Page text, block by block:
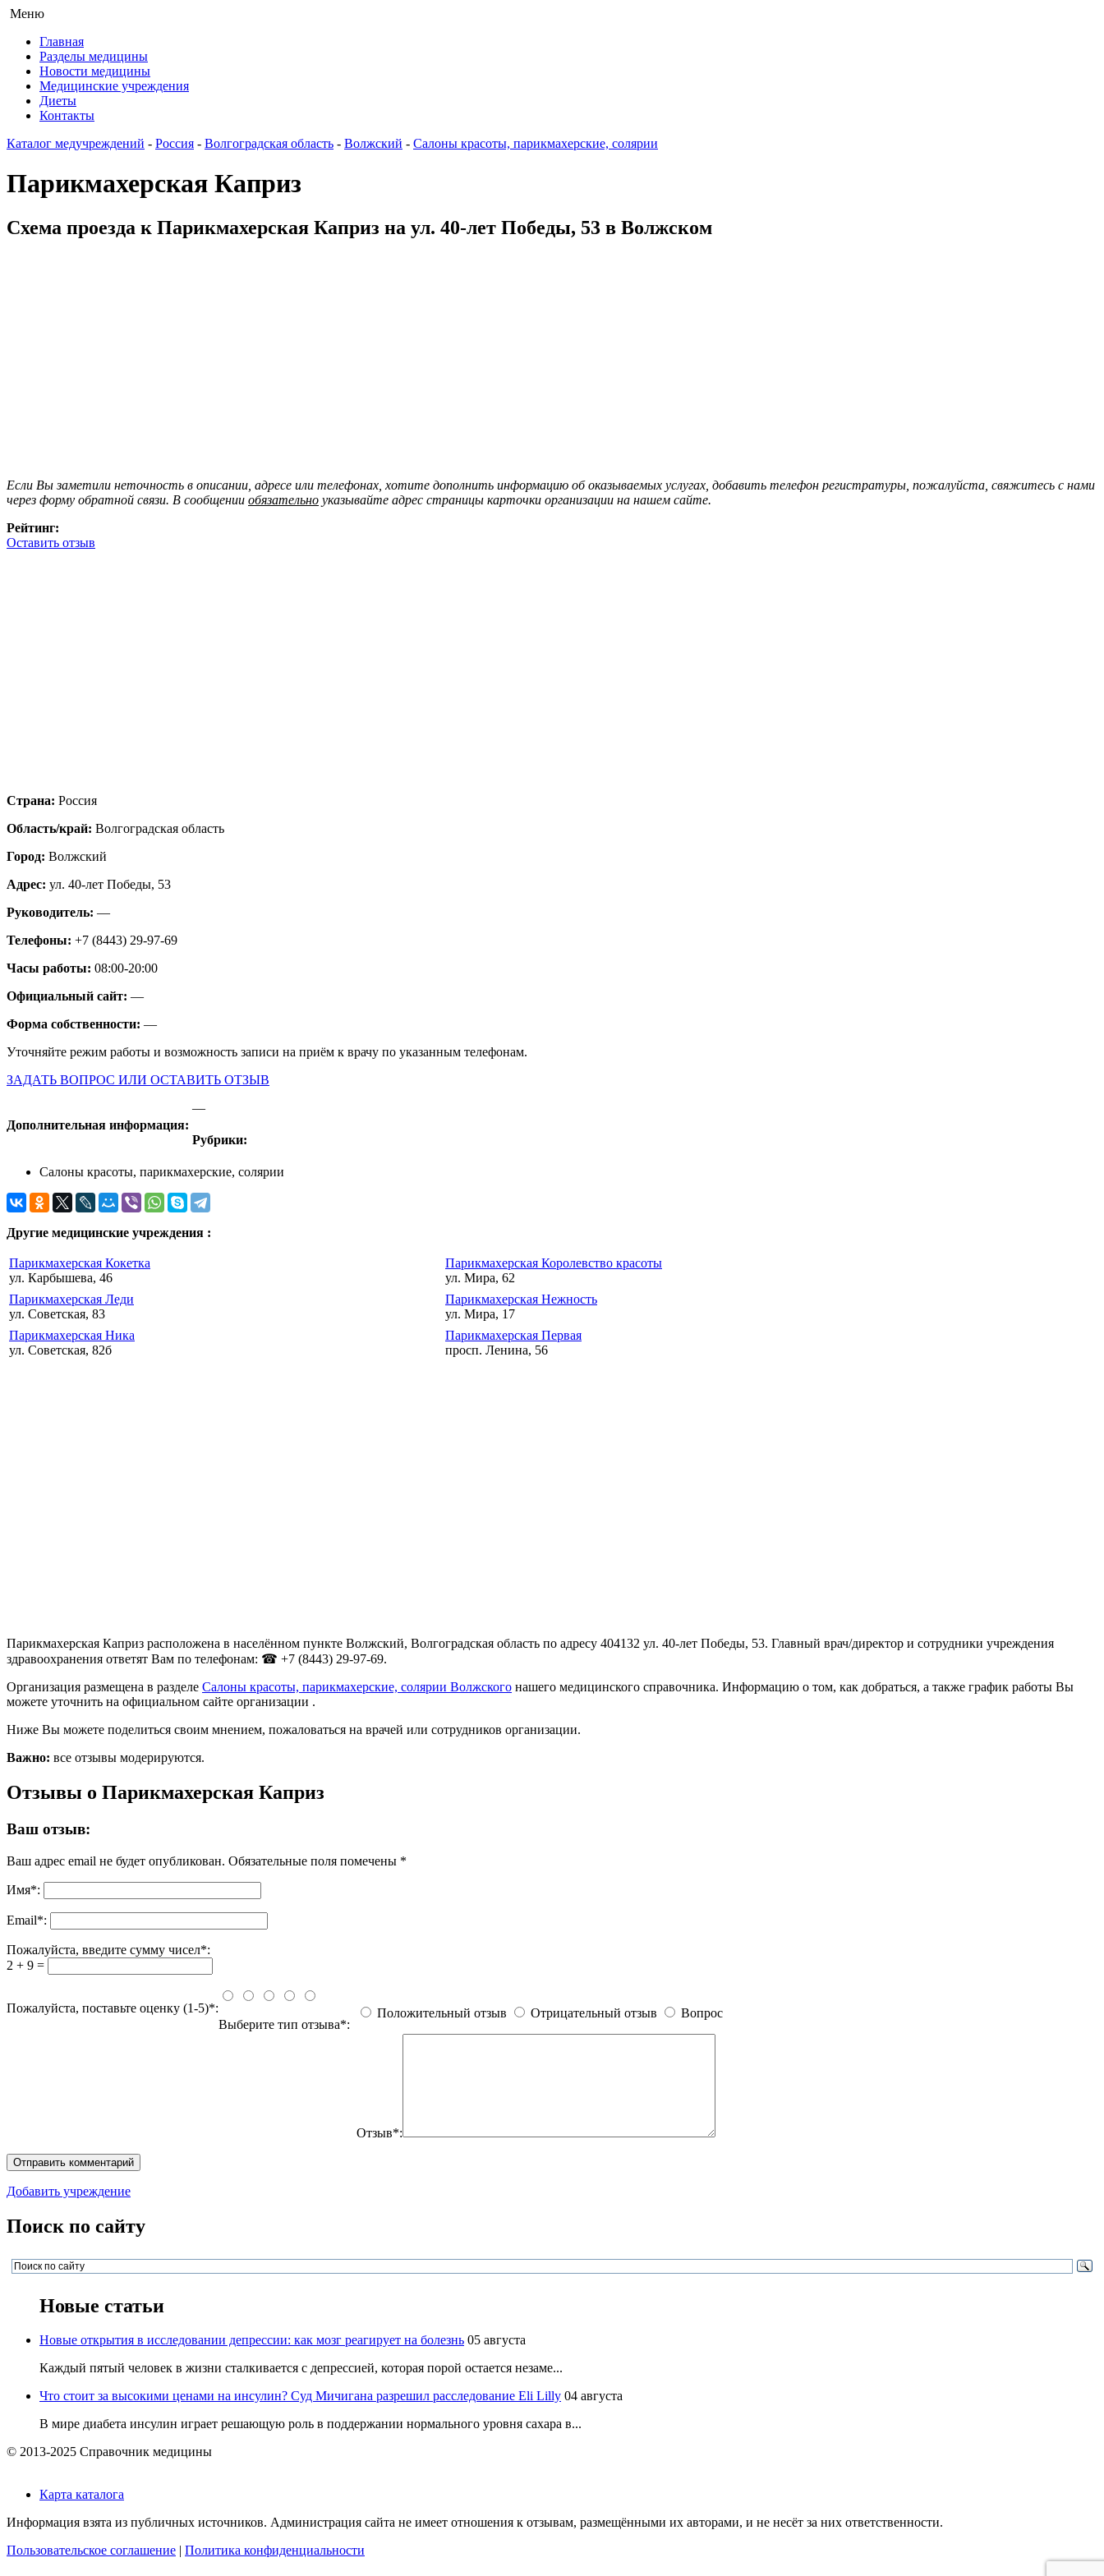
Меню
Главная
Разделы медицины
Новости медицины
Медицинские учреждения
Диеты
Контакты
Каталог медучреждений - Россия - Волгоградская область - Волжский - Салоны красоты, парикмахерские, солярии
Парикмахерская Каприз
Схема проезда к Парикмахерская Каприз на ул. 40-лет Победы, 53 в Волжском
Если Вы заметили неточность в описании, адресе или телефонах, хотите дополнить информацию об оказываемых услугах, добавить телефон регистратуры, пожалуйста, свяжитесь с нами
через форму обратной связи. В сообщении обязательно указывайте адрес страницы карточки организации на нашем сайте.
Рейтинг:
Оставить отзыв
Страна: Россия
Область/край: Волгоградская область
Город: Волжский
Адрес: ул. 40-лет Победы, 53
Руководитель: —
Телефоны: +7 (8443) 29-97-69
Часы работы: 08:00-20:00
Официальный сайт: —
Форма собственности: —
Уточняйте режим работы и возможность записи на приём к врачу по указанным телефонам.
ЗАДАТЬ ВОПРОС ИЛИ ОСТАВИТЬ ОТЗЫВ
Дополнительная информация:
—
Рубрики:
Салоны красоты, парикмахерские, солярии
Другие медицинские учреждения :
Парикмахерская Кокетка
ул. Карбышева, 46
Парикмахерская Королевство красоты
ул. Мира, 62
Парикмахерская Леди
ул. Советская, 83
Парикмахерская Нежность
ул. Мира, 17
Парикмахерская Ника
ул. Советская, 82б
Парикмахерская Первая
просп. Ленина, 56
Парикмахерская Каприз расположена в населённом пункте Волжский, Волгоградская область по адресу 404132 ул. 40-лет Победы, 53. Главный врач/директор и сотрудники учреждения
здравоохранения ответят Вам по телефонам: ☎ +7 (8443) 29-97-69.
Организация размещена в разделе Салоны красоты, парикмахерские, солярии Волжского нашего медицинского справочника. Информацию о том, как добраться, а также график работы Вы
можете уточнить на официальном сайте организации .
Ниже Вы можете поделиться своим мнением, пожаловаться на врачей или сотрудников организации.
Важно: все отзывы модерируются.
Отзывы о Парикмахерская Каприз
Ваш отзыв:
Ваш адрес email не будет опубликован. Обязательные поля помечены *
Имя*:
Email*:
Пожалуйста, введите сумму чисел*:
2 + 9 =
Пожалуйста, поставьте оценку (1-5)*:
Выберите тип отзыва*:
Положительный отзыв Отрицательный отзыв Вопрос
Отзыв*:
Добавить учреждение
Поиск по сайту
Новые статьи
Новые открытия в исследовании депрессии: как мозг реагирует на болезнь 05 августа
Каждый пятый человек в жизни сталкивается с депрессией, которая порой остается незаме...
Что стоит за высокими ценами на инсулин? Суд Мичигана разрешил расследование Eli Lilly 04 августа
В мире диабета инсулин играет решающую роль в поддержании нормального уровня сахара в...
© 2013-2025 Справочник медицины
Карта каталога
Информация взята из публичных источников. Администрация сайта не имеет отношения к отзывам, размещёнными их авторами, и не несёт за них ответственности.
Пользовательское соглашение
Политика конфиденциальности